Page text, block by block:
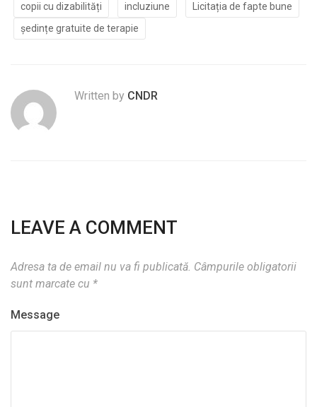
copii cu dizabilități
incluziune
Licitația de fapte bune
ședințe gratuite de terapie
Written by CNDR
LEAVE A COMMENT
Adresa ta de email nu va fi publicată. Câmpurile obligatorii
sunt marcate cu *
Message